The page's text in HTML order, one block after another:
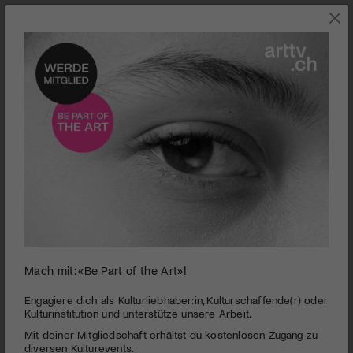
KUNST
seconds
minutes,
47
Kunstmuseum St.Gallen | Grace Schwindt - Defiant
Bodies
PUBLIZIERT AM 28. SEPTEMBER 2022
Mach mit: «Be Part of the Art»!
Engagiere dich als Kulturliebhaber:in, Kulturschaffende(r) oder
Kulturinstitution und unterstütze unsere Arbeit.
Mit deiner Mitgliedschaft erhältst du kostenlosen Zugang zu
diversen Kulturevents.